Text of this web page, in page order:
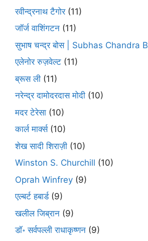
रवीन्द्रनाथ टैगोर(11)
जॉर्ज वाशिंगटन (11)
सुभाष चन्द्र बोस | Subhas Chandra
एलेनोर रुज़वेल्ट (11)
ब्रूस ली (11)
नरेन्द्र दामोदरदास मोदी (10)
मदर टेरेसा (10)
कार्ल मार्क्स(10)
शेख सादी शिराज़ी (10)
Winston S. Churchill (10)
Oprah Winfrey (9)
एल्बर्ट हबार्ड(9)
खलील जिब्रान (9)
डॉ॰ सर्वपल्ली राधाकृष्णन (9)